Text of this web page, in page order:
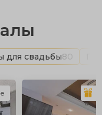
для свадьбы80